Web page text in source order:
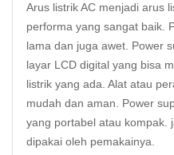
Arus listrik AC menjadi arus
performa yang sangat baik.
lama dan juga awet. Power
layar LCD digital yang bisa
listrik yang ada. Alat atau
mudah dan aman. Power
yang portabel atau kompak.
dipakai oleh pemakainya.